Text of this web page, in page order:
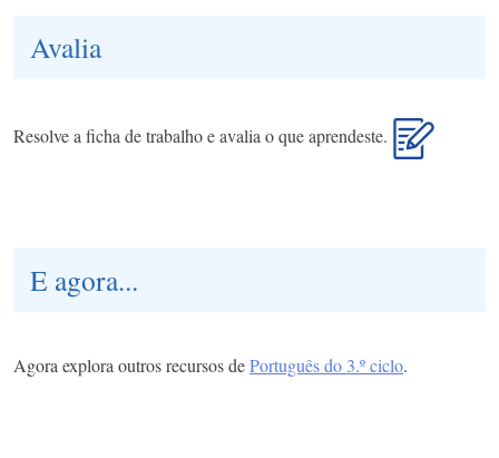
Avalia
Resolve a ficha de trabalho e avalia o que aprendeste.
E agora...
Agora explora outros recursos dePortuguês do 3.º ciclo.